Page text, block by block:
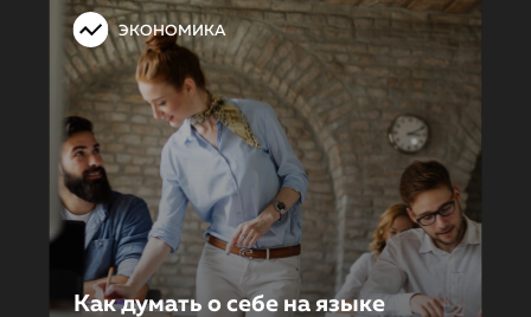
ЭКОНОМИКА
Как думать о себе на языке